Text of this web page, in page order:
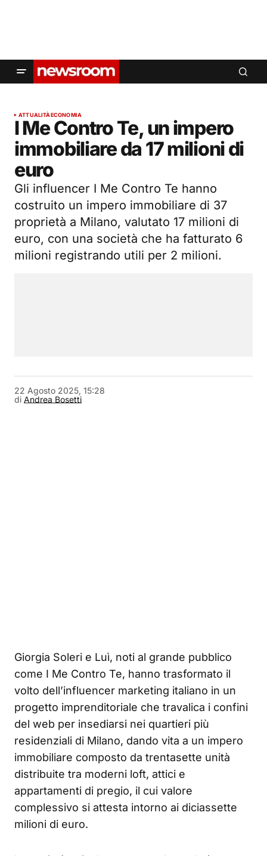
ATTUALITÀECONOMIA
I Me Contro Te, un impero
immobiliare da 17 milioni di
euro
Gli influencer I Me Contro Te hanno
costruito un impero immobiliare di 37
proprietà a Milano, valutato 17 milioni di
euro, con una società che ha fatturato 6
milioni registrando utili per 2 milioni.
di Andrea Bosetti
22 Agosto 2025, 15:28
Giorgia Soleri e Luì, noti al grande pubblico
come I Me Contro Te, hanno trasformato il
volto dell’influencer marketing italiano in un
progetto imprenditoriale che travalica i confini
del web per insediarsi nei quartieri più
residenziali di Milano, dando vita a un impero
immobiliare composto da trentasette unità
distribuite tra moderni loft, attici e
appartamenti di pregio, il cui valore
complessivo si attesta intorno ai diciassette
milioni di euro.